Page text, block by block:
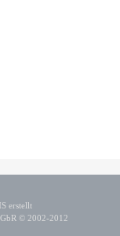
erstellt
© 2002-2012